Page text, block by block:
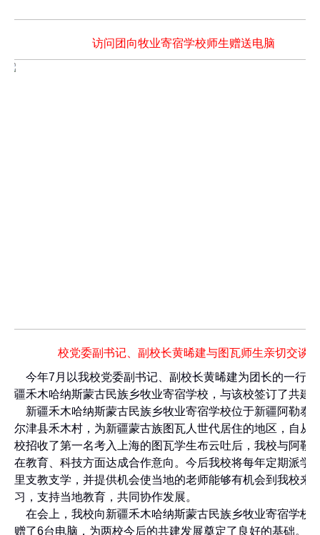
访问团向牧业寄宿学校师生赠送电脑
校党委副书记、副校长黄晞建与图瓦师生亲切交谈
今年7月以我校党委副书记、副校长黄晞建为团长的一行
疆禾木哈纳斯蒙古民族乡牧业寄宿学校，与该校签订了共建
新疆禾木哈纳斯蒙古民族乡牧业寄宿学校位于新疆阿勒泰
尔津县禾木村，为新疆蒙古族图瓦人世代居住的地区，自从
校招收了第一名考入上海的图瓦学生布云吐后，我校与阿勒
在教育、科技方面达成合作意向。今后我校将每年定期派学
里支教支学，并提供机会使当地的老师能够有机会到我校来
习，支持当地教育，共同协作发展。
在会上，我校向新疆禾木哈纳斯蒙古民族乡牧业寄宿学校
赠了6台电脑，为两校今后的共建发展奠定了良好的基础。